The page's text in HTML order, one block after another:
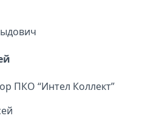
ПКО “Интел Коллект”